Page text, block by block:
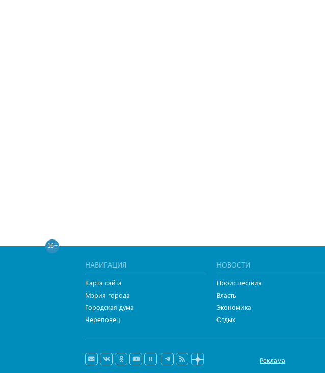
16+
НАВИГАЦИЯ
Карта сайта
Мэрия города
Городская дума
Череповец
НОВОСТИ
Происшествия
Власть
Экономика
Отдых
Реклама